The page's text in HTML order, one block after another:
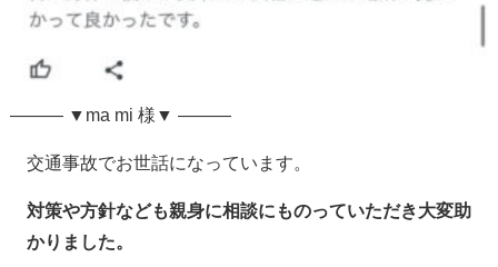
——— ▼ma mi 様▼ ———
交通事故でお世話になっています。
対策や方針なども親身に相談にものっていただき大変助
かりました。